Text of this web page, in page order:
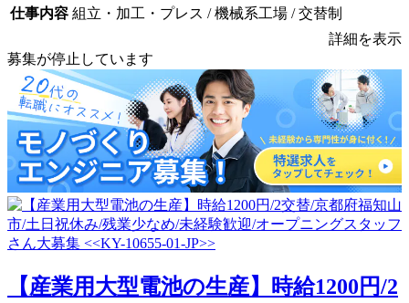
仕事内容 組立・加工・プレス / 機械系工場 / 交替制
詳細を表示
募集が停止しています
【産業用大型電池の生産】時給1200円/2